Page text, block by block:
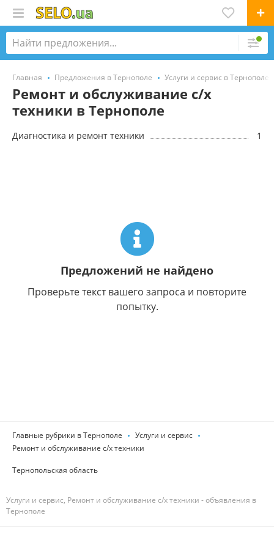
Главная Предложения в Тернополе Услуги и сервис в Тернополе
Ремонт и обслуживание с/х
техники в Тернополе
Диагностика и ремонт техники 1
Предложений не найдено
Проверьте текст вашего запроса и повторите
попытку.
Главные рубрики в Тернополе
Услуги и сервис
Ремонт и обслуживание с/х техники
Тернопольская область
Услуги и сервис, Ремонт и обслуживание с/х техники - объявления в
Тернополе